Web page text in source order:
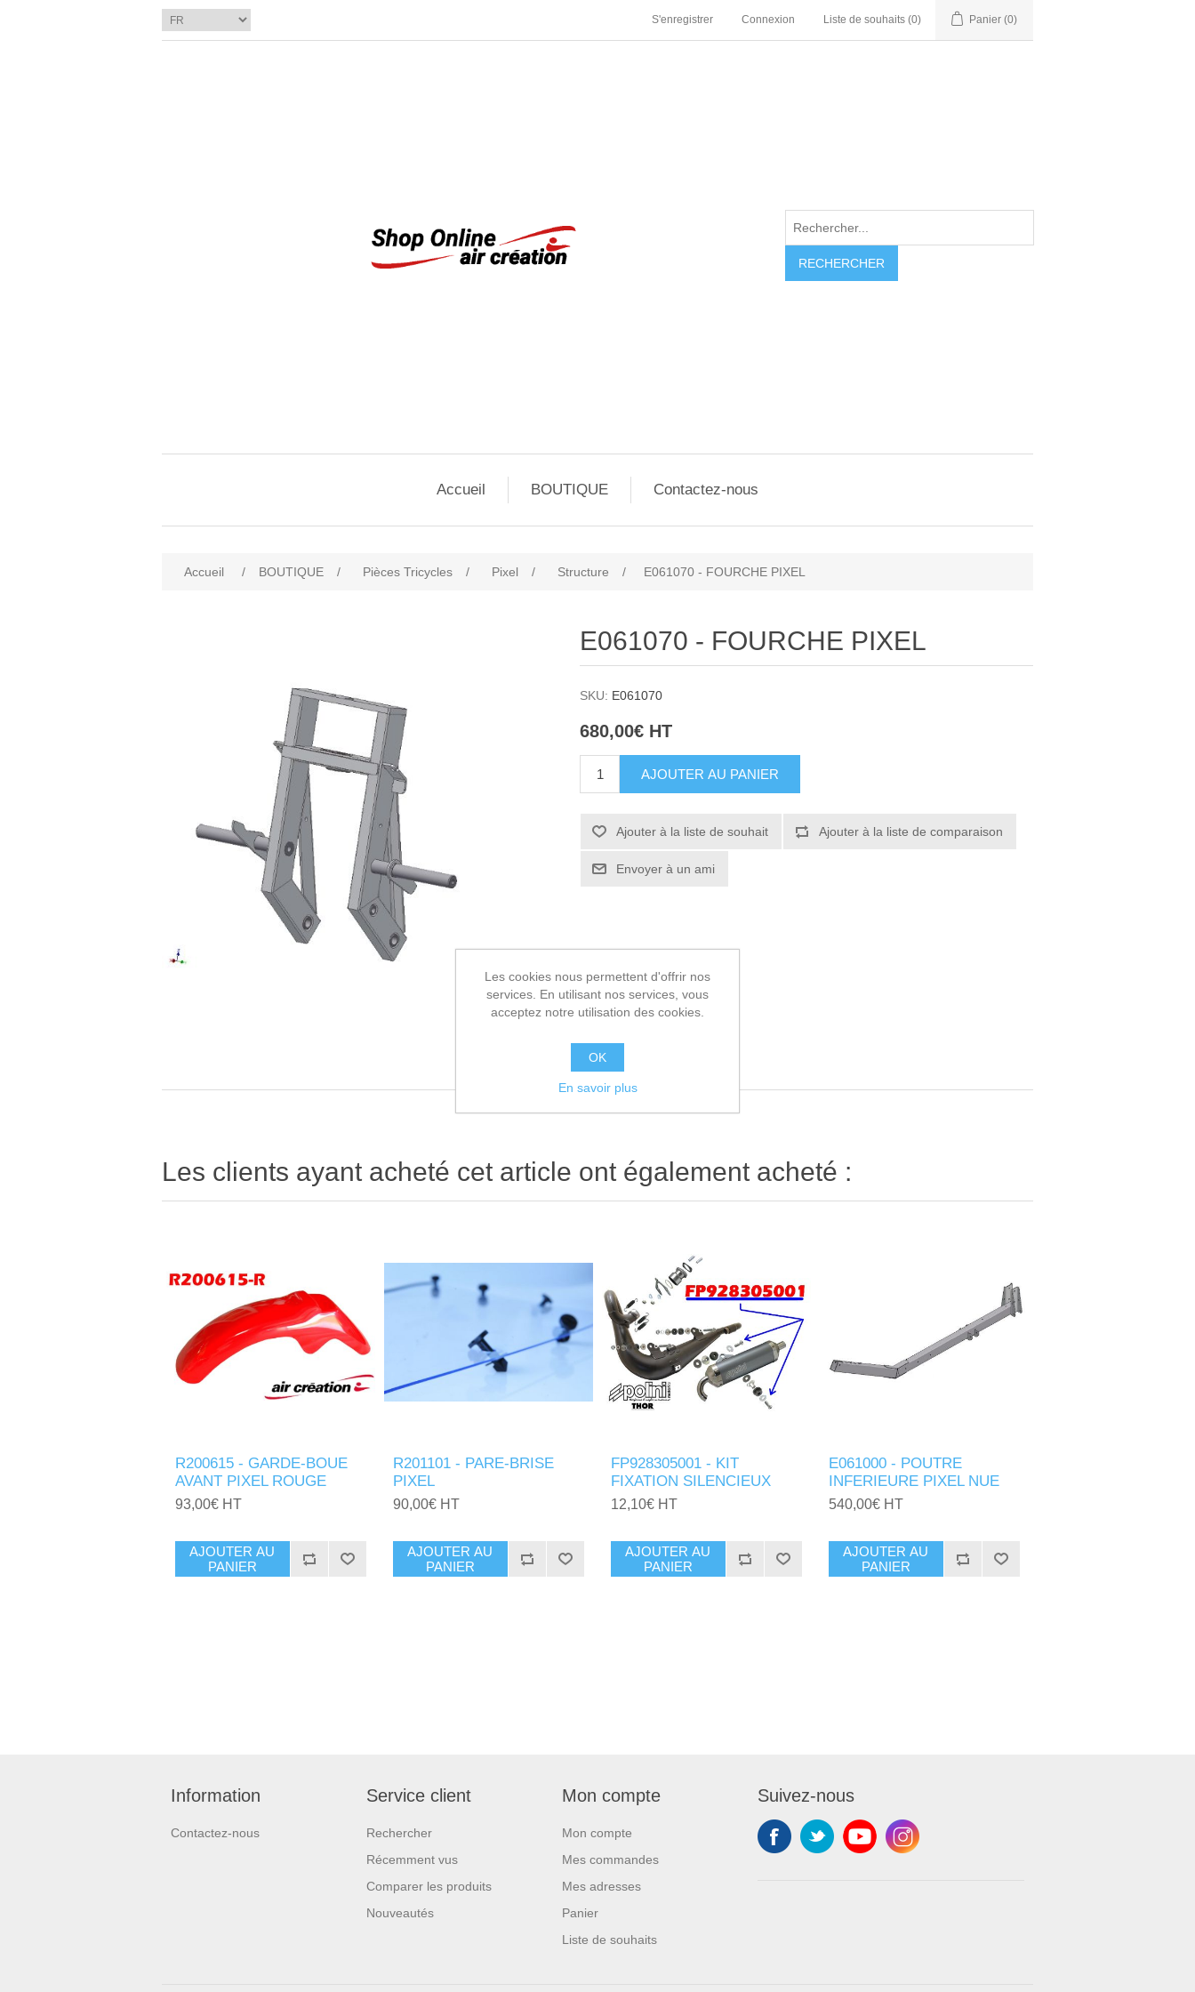
S'enregistrer Connexion Liste de souhaits (0) Panier (0)
RECHERCHER
Accueil BOUTIQUE Contactez-nous
Accueil / BOUTIQUE / Pièces Tricycles / Pixel / Structure / E061070 - FOURCHE PIXEL
E061070 - FOURCHE PIXEL
SKU: E061070
680,00€ HT
AJOUTER AU PANIER
Ajouter à la liste de souhait Ajouter à la liste de comparaison
Envoyer à un ami
Les clients ayant acheté cet article ont également acheté :
R200615 - GARDE-BOUE
AVANT PIXEL ROUGE
93,00€ HT
AJOUTER AU
PANIER
R201101 - PARE-BRISE
PIXEL
90,00€ HT
AJOUTER AU
PANIER
FP928305001 - KIT
FIXATION SILENCIEUX
12,10€ HT
AJOUTER AU
PANIER
E061000 - POUTRE
INFERIEURE PIXEL NUE
540,00€ HT
AJOUTER AU
PANIER
Information
Contactez-nous
Service client
Rechercher
Récemment vus
Comparer les produits
Nouveautés
Mon compte
Mon compte
Mes commandes
Mes adresses
Panier
Liste de souhaits
Suivez-nous
Les cookies nous permettent d'offrir nos
services. En utilisant nos services, vous
acceptez notre utilisation des cookies.
OK
En savoir plus